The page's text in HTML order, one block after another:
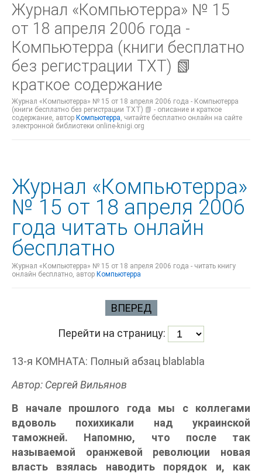
Журнал «Компьютерра» № 15
от 18 апреля 2006 года -
Компьютерра (книги бесплатно
без регистрации TXT) 📗
краткое содержание
Журнал «Компьютерра» № 15 от 18 апреля 2006 года - Компьютерра
(книги бесплатно без регистрации TXT) 📗 - описание и краткое
содержание, автор Компьютерра, читайте бесплатно онлайн на сайте
электронной библиотеки online-knigi.org
Журнал «Компьютерра»
№ 15 от 18 апреля 2006
года читать онлайн
бесплатно
Журнал «Компьютерра» № 15 от 18 апреля 2006 года - читать книгу
онлайн бесплатно, автор Компьютерра
ВПЕРЕД
Перейти на страницу:
13-я КОМНАТА: Полный абзац blablabla
Автор: Сергей Вильянов
В начале прошлого года мы с коллегами
вдоволь похихикали над украинской
таможней. Напомню, что после так
называемой оранжевой революции новая
власть взялась наводить порядок и, как